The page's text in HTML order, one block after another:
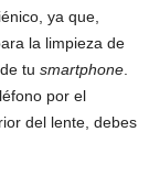
ya que,
la limpieza de
tu smartphone
por el
del lente, debes